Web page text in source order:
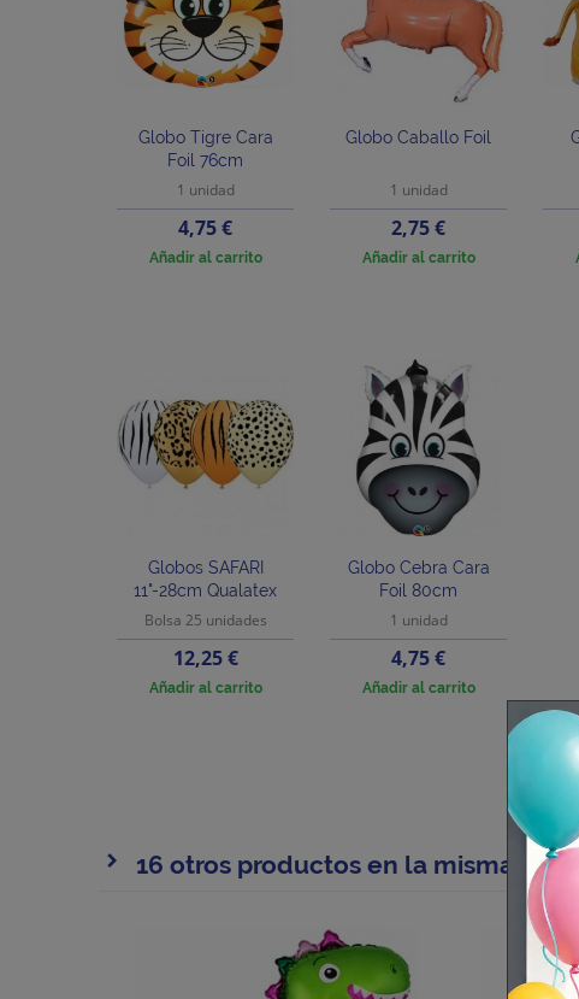
Globo Tigre Cara
Foil 76cm
1 unidad
Precio
4,75 €
Añadir al carrito
Globo Caballo Foil
1 unidad
Precio
2,75 €
Añadir al carrito
Globos SAFARI
11"-28cm Qualatex
Bolsa 25 unidades
Precio
12,25 €
Añadir al carrito
Globo Cebra Cara
Foil 80cm
1 unidad
Precio
4,75 €
Añadir al carrito
16 otros productos en la misma